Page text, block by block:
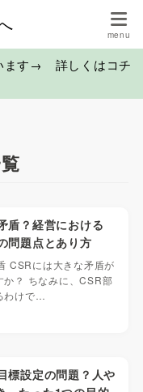
ます→ 詳しくはコチ
盾？経営における
問題点とあり方
CSRには大きな矛盾が
か？ ちなみに、CSR部
わけで…
標設定の問題？人や